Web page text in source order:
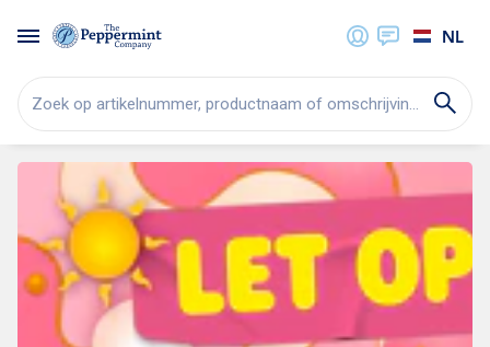
Zoek op artikelnummer, productnaam of omschrijving...
NL